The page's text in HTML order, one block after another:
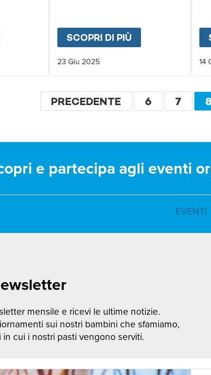
30 ORE PER MARY'S MEALS
SCOPRI DI PIÙ LUIGI
23 Giu 2025 14
Paginazione
PAGINA
PRECEDENTE PAGINA
6 PAGINA
7 8
e partecipa agli eventi
EVENTI
mensile e ricevi le ultime notizie.
sui nostri bambini che sfamiamo,
cui i nostri pasti vengono serviti.